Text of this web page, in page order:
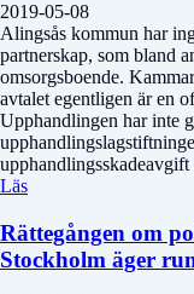
2019-05-08
Alingsås kommun har
partnerskap, som bland
omsorgsboende.
avtalet egentligen är en
Upphandlingen har inte
upphandlingsskadeavgift
Läs
Rättegången om
Stockholm äger